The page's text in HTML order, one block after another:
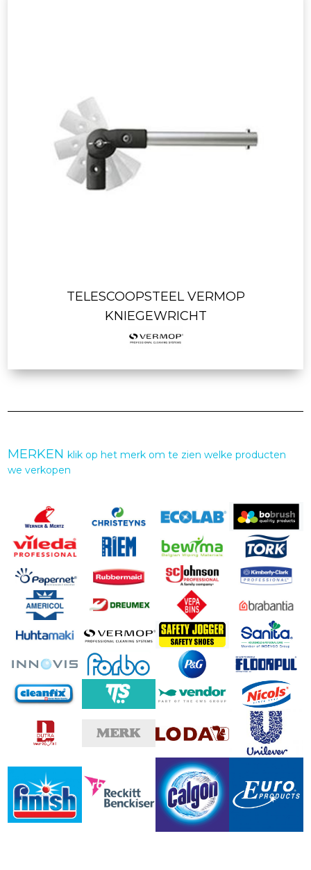
TELESCOOPSTEEL VERMOP
KNIEGEWRICHT
MERKENklik op het merk om te zien welke producten
we verkopen